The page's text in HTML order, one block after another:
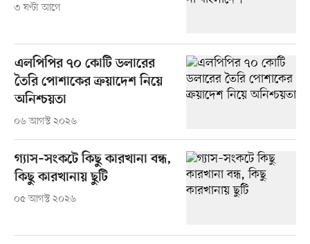
৩ ঘণ্টা আগে
এলপিপির ৭০ কোটি ডলারের
তৈরি পোশাকের ক্রয়াদেশ নিয়ে
অনিশ্চয়তা
০৬ আগস্ট ২০২৬
গ্যাস–সংকটে কিছু কারখানা বন্ধ,
কিছু কারখানায় ছুটি
০৫ আগস্ট ২০২৬